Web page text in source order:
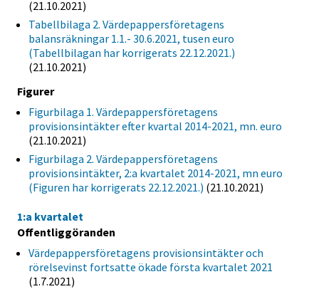
(21.10.2021)
Tabellbilaga 2. Värdepappersföretagens
balansräkningar 1.1.- 30.6.2021, tusen euro
(Tabellbilagan har korrigerats 22.12.2021.)
(21.10.2021)
Figurer
Figurbilaga 1. Värdepappersföretagens
provisionsintäkter efter kvartal 2014-2021, mn. euro
(21.10.2021)
Figurbilaga 2. Värdepappersföretagens
provisionsintäkter, 2:a kvartalet 2014-2021, mn euro
(Figuren har korrigerats 22.12.2021.) (21.10.2021)
1:a kvartalet
Offentliggöranden
Värdepappersföretagens provisionsintäkter och
rörelsevinst fortsatte ökade första kvartalet 2021
(1.7.2021)